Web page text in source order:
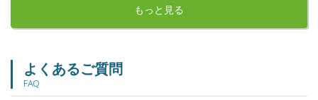
けております。 ・いくつかの金融機関と取引があ
が、担当者が頻繁に変わるのは困る お困りのこと
もっと見る
よくあるご質問
FAQ